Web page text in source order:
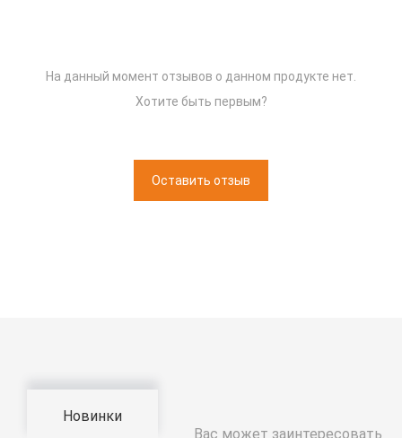
На данный момент отзывов о данном продукте нет.
Хотите быть первым?
Оставить отзыв
Новинки
Вас может заинтересовать